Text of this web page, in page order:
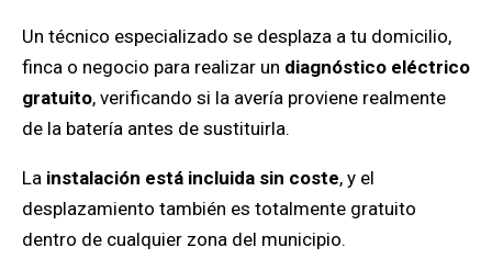
Un técnico especializado se desplaza a tu domicilio,
finca o negocio para realizar un diagnóstico eléctrico
gratuito, verificando si la avería proviene realmente
de la batería antes de sustituirla.
La instalación está incluida sin coste, y el
desplazamiento también es totalmente gratuito
dentro de cualquier zona del municipio.